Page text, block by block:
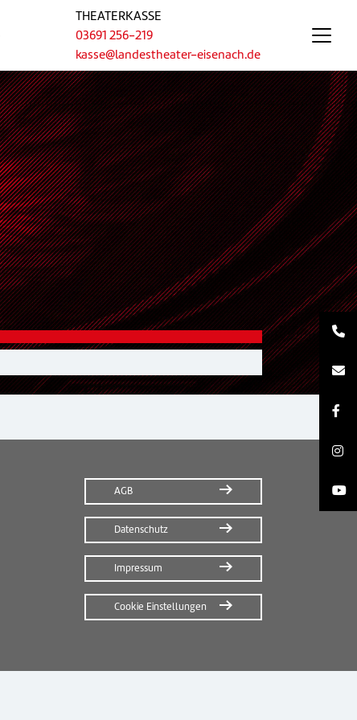
THEATERKASSE
03691 256-219
kasse@landestheater-eisenach.de
AGB
Datenschutz
Impressum
Cookie Einstellungen